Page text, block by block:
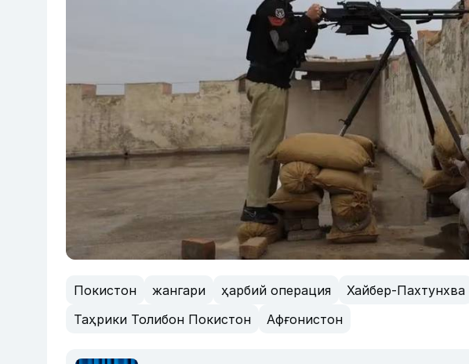
Покистон жангари ҳарбий операция
Хайбер-Пахтунхва
Таҳрики Толибон Покистон
Афғонистон